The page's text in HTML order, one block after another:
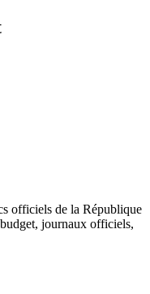
officiels de la République
journaux officiels,